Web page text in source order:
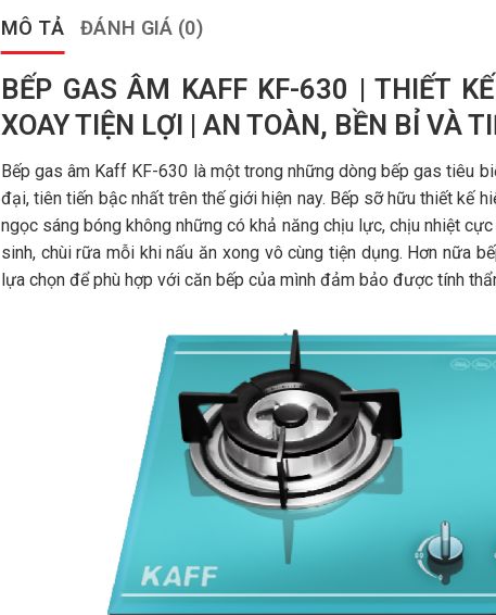
MÔ TẢ ĐÁNH GIÁ (0)
BẾP GAS ÂM KAFF KF-630 | THIẾT
XOAY TIỆN LỢI | AN TOÀN, BỀN BỈ VÀ
Bếp gas âm Kaff KF-630 là một trong những dòng bếp gas tiêu
đại, tiên tiến bậc nhất trên thế giới hiện nay. Bếp sỡ hữu thiết kế
ngọc sáng bóng không những có khả năng chịu lực, chịu nhiệt
sinh, chùi rữa mỗi khi nấu ăn xong vô cùng tiện dụng. Hơn nữa
lựa chọn để phù hợp với căn bếp của mình đảm bảo được tính